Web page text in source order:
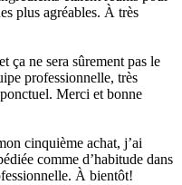
plus agréables. À très
ça ne sera sûrement pas le
professionnelle, très
Merci et bonne
cinquième achat, j’ai
comme d’habitude dans
À bientôt!